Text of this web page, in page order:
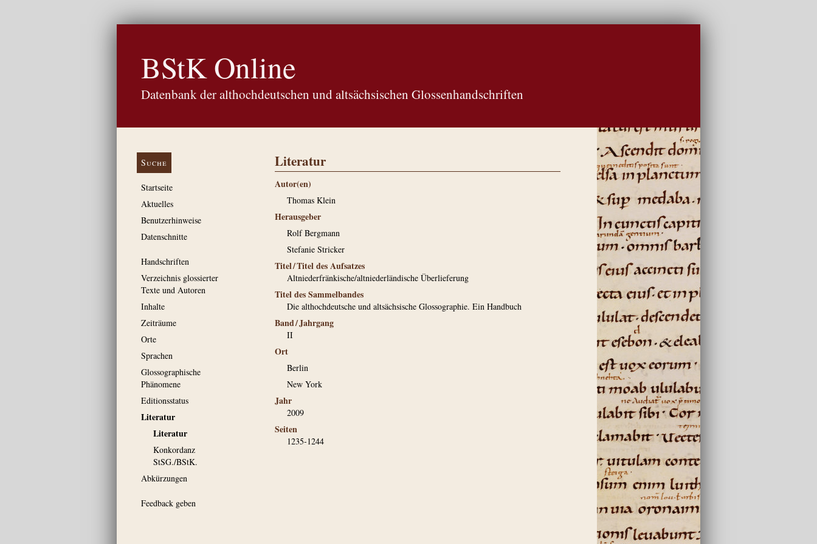
BStK Online
Datenbank der althochdeutschen und altsächsischen Glossenhandschriften
Suche
Startseite
Aktuelles
Benutzerhinweise
Datenschnitte
Handschriften
Verzeichnis glossierter
Texte und Autoren
Inhalte
Zeiträume
Orte
Sprachen
Glossographische
Phänomene
Editionsstatus
Literatur
Literatur
Konkordanz
StSG./BStK.
Abkürzungen
Feedback geben
Literatur
Autor(en)
Thomas Klein
Herausgeber
Rolf Bergmann
Stefanie Stricker
Titel / Titel des Aufsatzes
Altniederfränkische/altniederländische Überlieferung
Titel des Sammelbandes
Die althochdeutsche und altsächsische Glossographie. Ein Handbuch
Band / Jahrgang
II
Ort
Berlin
New York
Jahr
2009
Seiten
1235-1244